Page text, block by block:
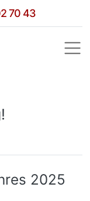
70 43
2025